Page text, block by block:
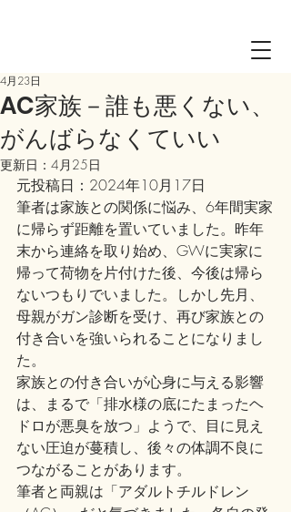
AC家族－誰も悪くない、
がんばらなくていい
4月23日
更新日： 4月25日
元投稿日：2024年10月17日
筆者は家族との関係に悩み、6年間実家
に帰らず距離を置いていました。昨年
末から連絡を取り始め、GWに実家に
帰って荷物を片付けた後、今後は帰ら
ないつもりでいました。しかし先月、
母親がガン診断を受け、再び家族との
付き合いを強いられることになりまし
た。
家族との付き合いが心身に与える影響
は、まるで「排水様の底にたまったヘ
ドロが悪臭を放つ」ようで、目に見え
ない圧迫が蔓積し、後々の体調不良に
つながることがあります。
筆者と両親は「アダルトチルドレン